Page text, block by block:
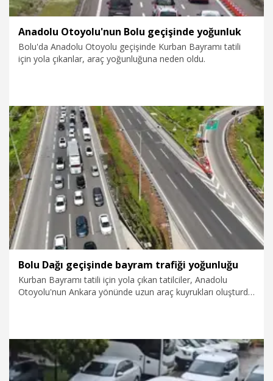
Anadolu Otoyolu'nun Bolu geçişinde yoğunluk
Bolu'da Anadolu Otoyolu geçişinde Kurban Bayramı tatili
için yola çıkanlar, araç yoğunluğuna neden oldu.
23.05.2026 Foto Galeri
Bolu Dağı geçişinde bayram trafiği yoğunluğu
Kurban Bayramı tatili için yola çıkan tatilciler, Anadolu
Otoyolu'nun Ankara yönünde uzun araç kuyrukları oluşturdu.